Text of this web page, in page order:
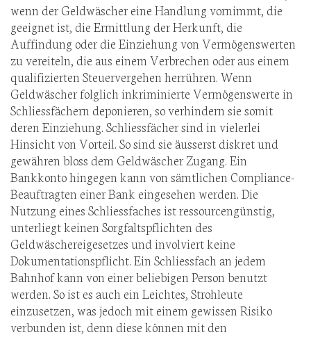
wenn der Geldwäscher eine Handlung vornimmt, die
geeignet ist, die Ermittlung der Herkunft, die
Auffindung oder die Einziehung von Vermögenswerten
zu vereiteln, die aus einem Verbrechen oder aus einem
qualifizierten Steuervergehen herrühren. Wenn
Geldwäscher folglich inkriminierte Vermögenswerte in
Schliessfächern deponieren, so verhindern sie somit
deren Einziehung. Schliessfächer sind in vielerlei
Hinsicht von Vorteil. So sind sie äusserst diskret und
gewähren bloss dem Geldwäscher Zugang. Ein
Bankkonto hingegen kann von sämtlichen Compliance-
Beauftragten einer Bank eingesehen werden. Die
Nutzung eines Schliessfaches ist ressourcengünstig,
unterliegt keinen Sorgfaltspflichten des
Geldwäschereigesetzes und involviert keine
Dokumentationspflicht. Ein Schliessfach an jedem
Bahnhof kann von einer beliebigen Person benutzt
werden. So ist es auch ein Leichtes, Strohleute
einzusetzen, was jedoch mit einem gewissen Risiko
verbunden ist, denn diese können mit den